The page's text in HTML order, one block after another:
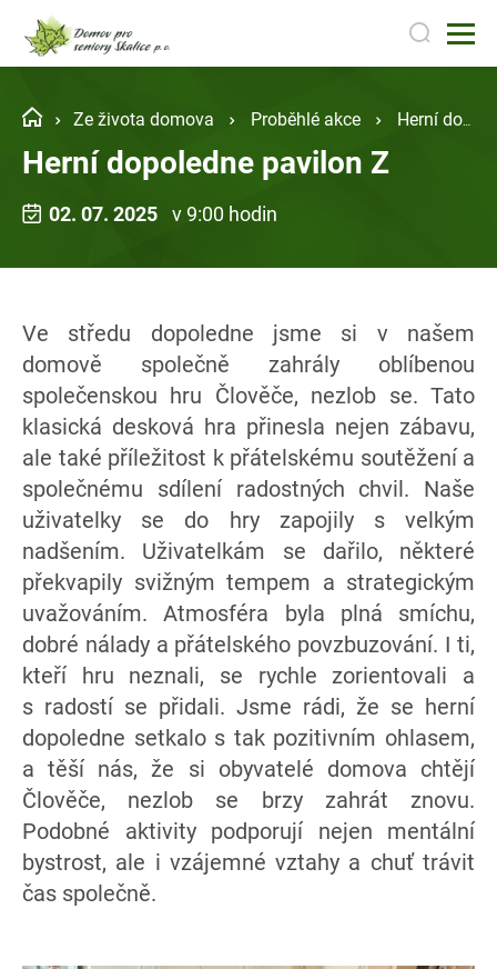
Ze života domova Proběhlé akce Herní dopoledne pavilon Z
Herní dopoledne pavilon Z
02. 07. 2025 v 9:00 hodin
Ve středu dopoledne jsme si v našem
domově společně zahrály oblíbenou
společenskou hru Člověče, nezlob se. Tato
klasická desková hra přinesla nejen zábavu,
ale také příležitost k přátelskému soutěžení a
společnému sdílení radostných chvil. Naše
uživatelky se do hry zapojily s velkým
nadšením. Uživatelkám se dařilo, některé
překvapily svižným tempem a strategickým
uvažováním. Atmosféra byla plná smíchu,
dobré nálady a přátelského povzbuzování. I ti,
kteří hru neznali, se rychle zorientovali a
s radostí se přidali. Jsme rádi, že se herní
dopoledne setkalo s tak pozitivním ohlasem,
a těší nás, že si obyvatelé domova chtějí
Člověče, nezlob se brzy zahrát znovu.
Podobné aktivity podporují nejen mentální
bystrost, ale i vzájemné vztahy a chuť trávit
čas společně.